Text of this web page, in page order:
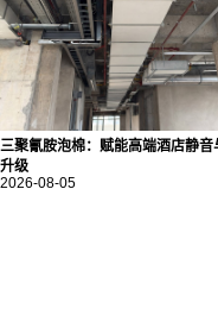
三聚氰胺泡棉：赋能高端酒店静音
升级
2026-08-05